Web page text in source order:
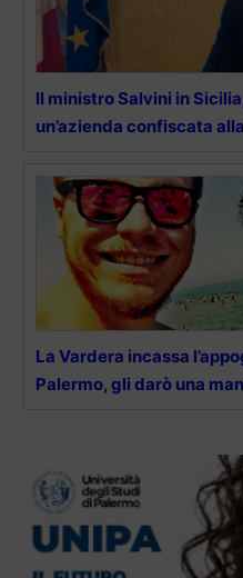
Il ministro Salvini in
un’azienda confiscata
La Vardera incassa
Palermo, gli darò una